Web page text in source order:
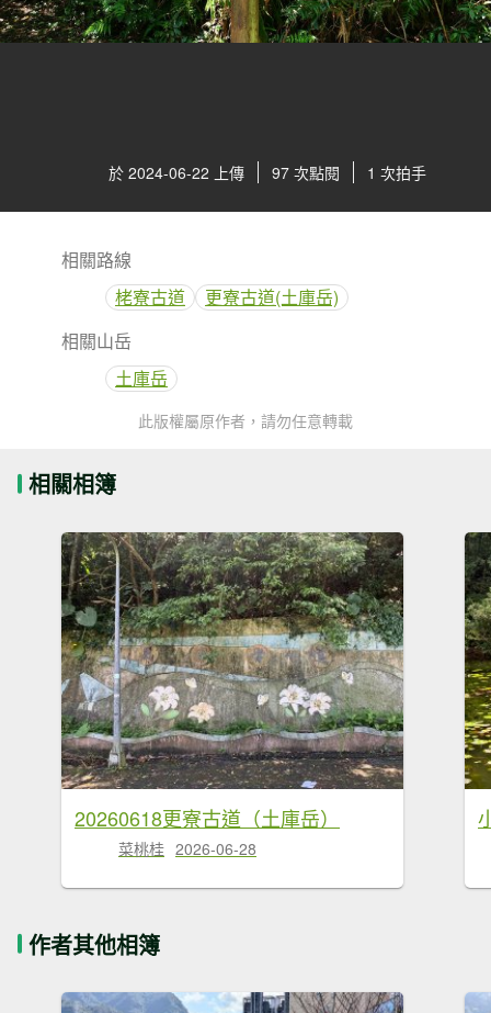
於 2024-06-22 上傳 97 次點閱 1 次拍手
相關路線
栳寮古道
更寮古道(土庫岳)
相關山岳
土庫岳
此版權屬原作者，請勿任意轉載
相關相簿
20260618更寮古道（土庫岳）
菜桃桂 2026-06-28
作者其他相簿